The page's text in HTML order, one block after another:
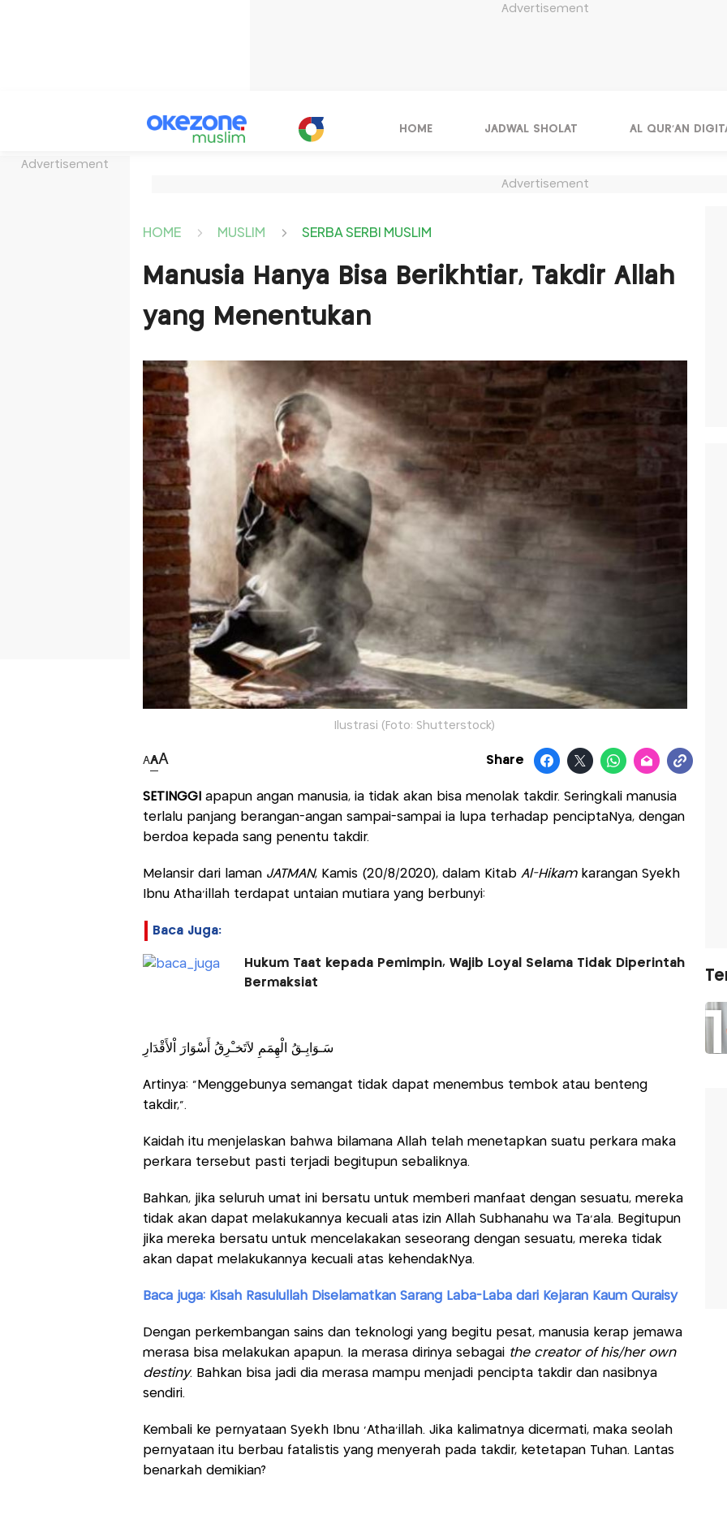
Advertisement
Advertisement
HOME JADWAL SHOLAT AL QUR'AN
Advertisement
HOME MUSLIM SERBA SERBI MUSLIM
Manusia Hanya Bisa Berikhtiar, Takdir Allah
yang Menentukan
Ilustrasi (Foto: Shutterstock)
AAA Share
SETINGGI apapun angan manusia, ia tidak akan bisa menolak takdir. Seringkali manusia
terlalu panjang berangan-angan sampai-sampai ia lupa terhadap penciptaNya, dengan
berdoa kepada sang penentu takdir.
Melansir dari laman JATMAN, Kamis (20/8/2020), dalam Kitab Al-Hikamkarangan Syekh
Ibnu Atha’illah terdapat untaian mutiara yang berbunyi:
Baca Juga:
Hukum Taat kepada Pemimpin, Wajib Loyal Selama Tidak Diperintah
Bermaksiat
سَـوَابِـقُ الْهِمَمِ لاَتَخـْرِقُ أَسْوَارَ اْلأَقْدَارِ
Artinya: “Menggebunya semangat tidak dapat menembus tembok atau benteng
takdir,".
Kaidah itu menjelaskan bahwa bilamana Allah telah menetapkan suatu perkara maka
perkara tersebut pasti terjadi begitupun sebaliknya.
Bahkan, jika seluruh umat ini bersatu untuk memberi manfaat dengan sesuatu, mereka
tidak akan dapat melakukannya kecuali atas izin Allah Subhanahu wa Ta'ala. Begitupun
jika mereka bersatu untuk mencelakakan seseorang dengan sesuatu, mereka tidak
akan dapat melakukannya kecuali atas kehendakNya.
Baca juga: Kisah Rasulullah Diselamatkan Sarang Laba-Laba dari Kejaran Kaum Quraisy
Dengan perkembangan sains dan teknologi yang begitu pesat, manusia kerap jemawa
merasa bisa melakukan apapun. Ia merasa dirinya sebagai the creator of his/her own
destiny. Bahkan bisa jadi dia merasa mampu menjadi pencipta takdir dan nasibnya
sendiri.
Kembali ke pernyataan Syekh Ibnu ‘Atha’illah. Jika kalimatnya dicermati, maka seolah
pernyataan itu berbau fatalistis yang menyerah pada takdir, ketetapan Tuhan. Lantas
benarkah demikian?